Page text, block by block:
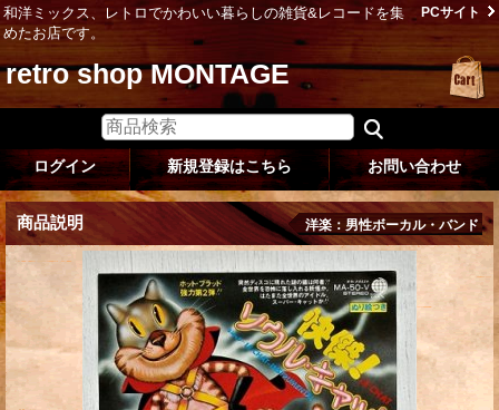
和洋ミックス、レトロでかわいい暮らしの雑貨&レコードを集
めたお店です。
PCサイト
retro shop MONTAGE
ログイン 新規登録はこちら お問い合わせ
商品説明 洋楽：男性ボーカル・バンド